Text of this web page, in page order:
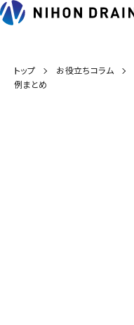
トップ お役立ちコラム
例まとめ